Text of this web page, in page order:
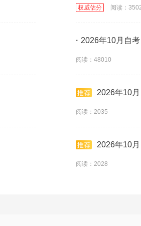
权威估分 阅读：
· 2026年10月自
阅读：48010
2026年10
阅读：2035
2026年10
阅读：2028